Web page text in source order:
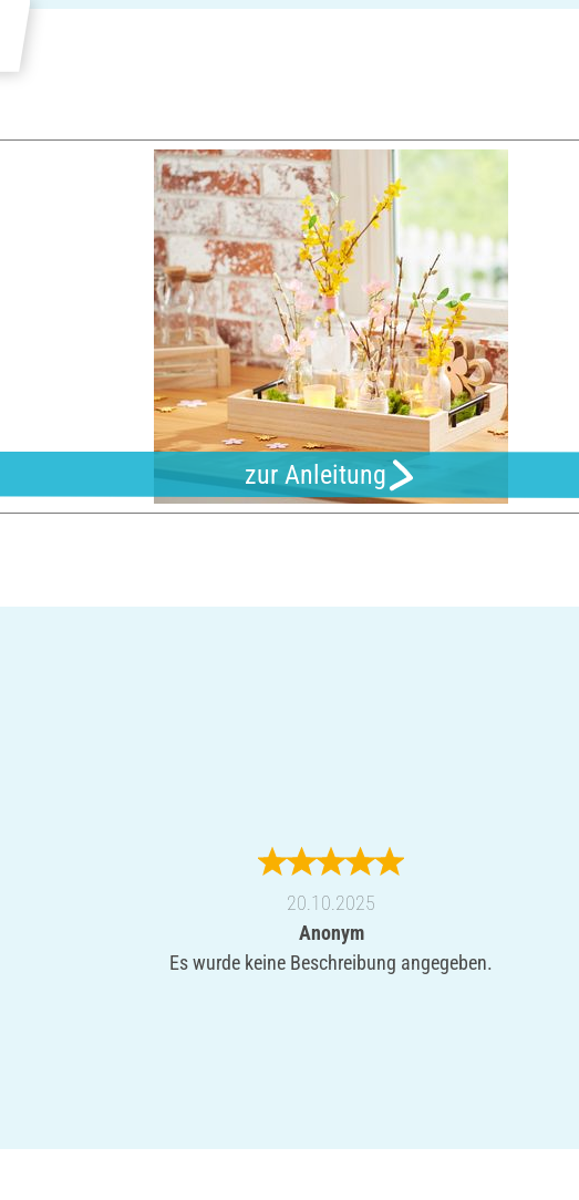
zur Anleitung
20.10.2025
Anonym
Es wurde keine Beschreibung angegeben.